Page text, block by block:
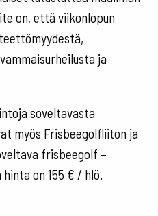
on, että viikonlopun
ja
soveltavasta
myös Frisbeegolfliiton ja
frisbeegolf –
hinta on 155 € / hlö.